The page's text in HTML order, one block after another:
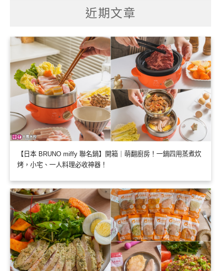
近期文章
【日本 BRUNO miffy 聯名鍋】開箱｜萌翻廚房！一鍋四用蒸煮炊
烤，小宅、一人料理必收神器！